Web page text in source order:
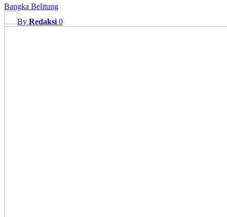
Bangka Belitung
By Redaksi 0